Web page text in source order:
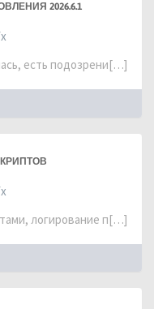
2026.6.1
есть подозрени[…]
логирование п[…]